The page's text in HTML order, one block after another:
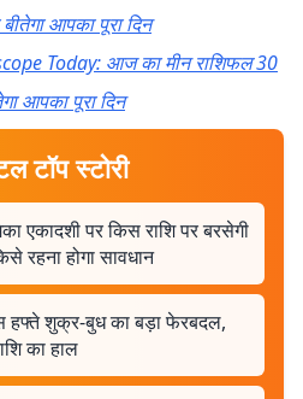
आपका पूरा दिन
Today: आज का मीन राशिफल 30
आपका पूरा दिन
टॉप स्टोरी
एकादशी पर किस राशि पर बरसेगी
रहना होगा सावधान
हफ्ते शुक्र-बुध का बड़ा फेरबदल,
का हाल